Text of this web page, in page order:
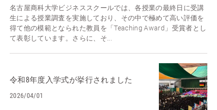
名古屋商科大学ビジネススクールでは、各授業の最終日に受講
生による授業調査を実施しており、その中で極めて高い評価を
得て他の模範となられた教員を「Teaching Award」受賞者とし
て表彰しています。さらに、そ...
令和8年度入学式が挙行されました
2026/04/01